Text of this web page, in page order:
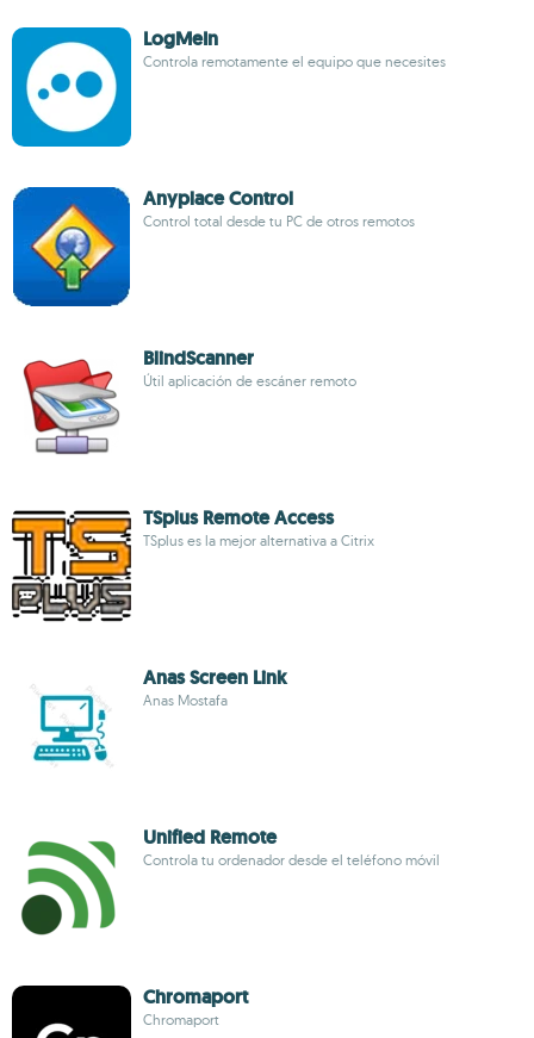
LogMeIn
Controla remotamente el equipo que necesites
Anyplace Control
Control total desde tu PC de otros remotos
BlindScanner
Útil aplicación de escáner remoto
TSplus Remote Access
TSplus es la mejor alternativa a Citrix
Anas Screen Link
Anas Mostafa
Unified Remote
Controla tu ordenador desde el teléfono móvil
Chromaport
Chromaport